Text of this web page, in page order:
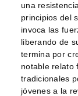
una
principios del
invoca las
liberando de
termina por
notable relato
tradicionales
jóvenes a la